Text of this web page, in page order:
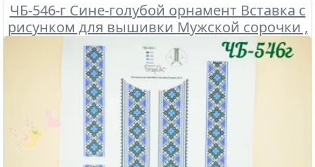
ЧБ-546-г Сине-голубой орнамент Вставка с
рисунком для вышивки Мужской сорочки ,
Бісерок